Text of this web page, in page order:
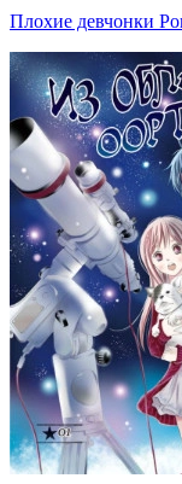
Плохие девчонки